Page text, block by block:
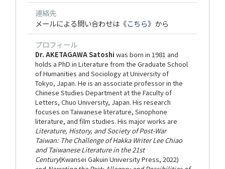
連絡先
メールによる問い合わせは《こちら》から
プロフィール
Dr. AKETAGAWA Satoshi was born in 1981 and
holds a PhD in Literature from the Graduate School
of Humanities and Sociology at University of
Tokyo, Japan. He is an associate professor in the
Chinese Studies Department at the Faculty of
Letters, Chuo University, Japan. His research
focuses on Taiwanese literature, Sinophone
literature, and film studies. His major works are
Literature, History, and Society of Post-War
Taiwan: The Challenge of Hakka Writer Lee Chiao
and Taiwanese Literature in the 21st
Century(Kwansei Gakuin University Press, 2022)